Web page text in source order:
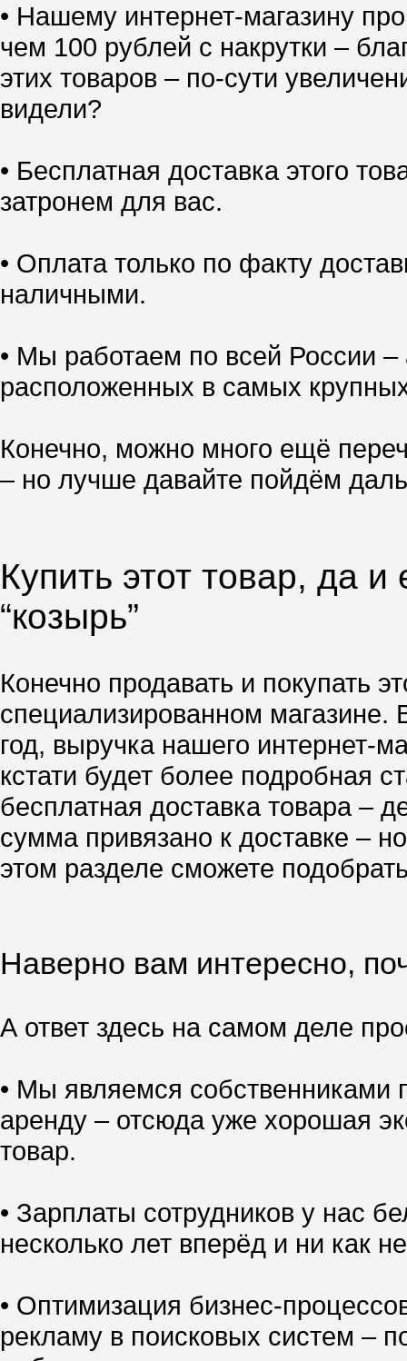
• Нашему интернет-магазину
чем 100 рублей с накрутки –
этих товаров – по-сути
видели?
• Бесплатная доставка этого
затронем для вас.
• Оплата только по факту
наличными.
• Мы работаем по всей России
расположенных в самых
Конечно, можно много ещё
– но лучше давайте пойдём
Купить этот товар, да
“козырь”
Конечно продавать и покупать
специализированном магазине.
год, выручка нашего интернет-
кстати будет более подробная
бесплатная доставка товара –
сумма привязано к доставке –
этом разделе сможете
Наверно вам интересно,
А ответ здесь на самом деле
• Мы являемся собственниками
аренду – отсюда уже хорошая
товар.
• Зарплаты сотрудников у нас
несколько лет вперёд и ни как
• Оптимизация бизнес-
рекламу в поисковых систем –